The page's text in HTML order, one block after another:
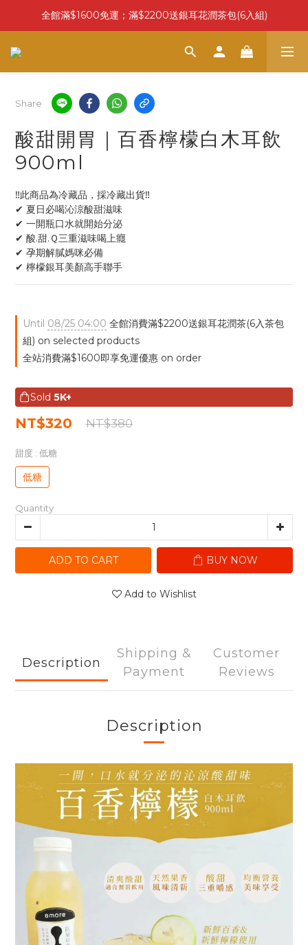
全館滿$1600免運；滿$2200送銀耳花潤茶包(6入組)
Share
酸甜開胃｜百香檸檬白木耳飲
900ml
‼此商品為冷藏品，採冷藏出貨‼
✔ 夏日必喝沁涼酸甜滋味
✔ 一開瓶口水就開始分泌
✔ 酸.甜.Ｑ三重滋味喝上癮
✔ 孕期解膩媽咪必備
✔ 檸檬銀耳美顏高手聯手
Until 08/25 04:00 全館消費滿$2200送銀耳花潤茶(6入茶包
組) on selected products
全站消費滿$1600即享免運優惠 on order
Sold 5K+
NT$320 NT$380
甜度 : 低糖
低糖
Quantity
ADD TO CART BUY NOW
Add to Wishlist
Description
Shipping &
Payment
Customer
Reviews
Description